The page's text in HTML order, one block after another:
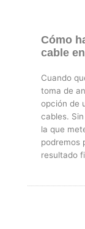
Cómo
cable
Cuando
toma de
opción de
cables.
la que
podremos
resultado